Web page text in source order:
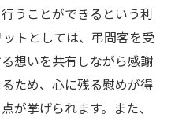
うことができるという利
トとしては、弔問客を受
想いを共有しながら感謝
ため、心に残る慰めが得
が挙げられます。また、